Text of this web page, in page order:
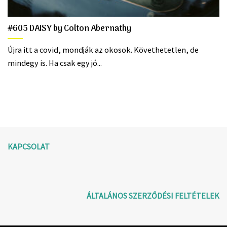
#605 DAISY by Colton Abernathy
Újra itt a covid, mondják az okosok. Követhetetlen, de
mindegy is. Ha csak egy jó...
KAPCSOLAT
ÁLTALÁNOS SZERZŐDÉSI FELTÉTELEK